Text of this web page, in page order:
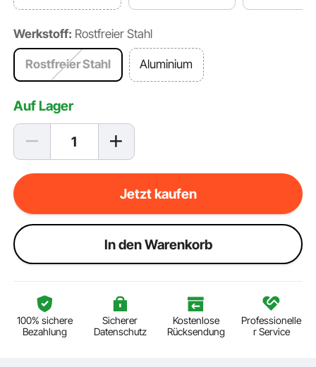
Werkstoff: Rostfreier Stahl
Rostfreier Stahl Aluminium
Auf Lager
Jetzt kaufen
ln den Warenkorb
100% sichere
Bezahlung
Sicherer
Datenschutz
Kostenlose
Rücksendung
Professionelle
r Service